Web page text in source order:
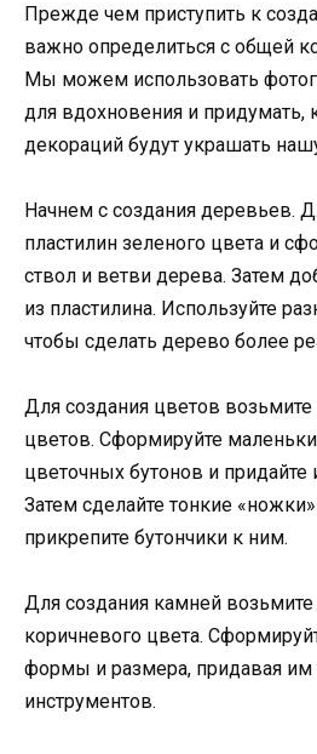
Прежде чем приступить к
важно определиться с общей
Мы можем использовать
для вдохновения и придумать,
декораций будут украшать
Начнем с создания деревьев.
пластилин зеленого цвета и
ствол и ветви дерева. Затем
из пластилина. Используйте
чтобы сделать дерево более
Для создания цветов
цветов. Сформируйте
цветочных бутонов и
Затем сделайте тонкие
прикрепите бутончики к ним.
Для создания камней возьмите
коричневого цвета.
формы и размера, придавая
инструментов.